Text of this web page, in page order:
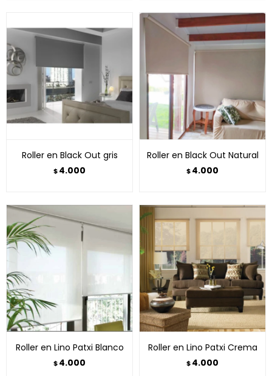
Roller en Black Out gris
$4.000
Roller en Black Out Natural
$4.000
Roller en Lino Patxi Blanco
$4.000
Roller en Lino Patxi Crema
$4.000